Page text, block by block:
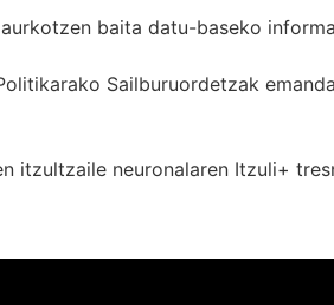
baita datu-baseko
Sailburuordetzak
itzultzaile neuronalaren Itzuli+